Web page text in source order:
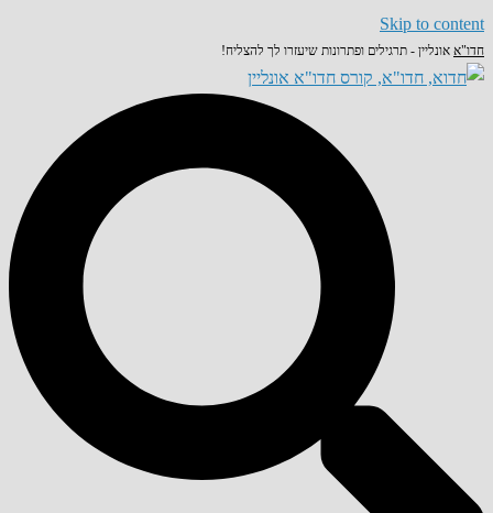
Skip to content
חדו"א אונליין - תרגילים ופתרונות שיעזרו לך להצליח!